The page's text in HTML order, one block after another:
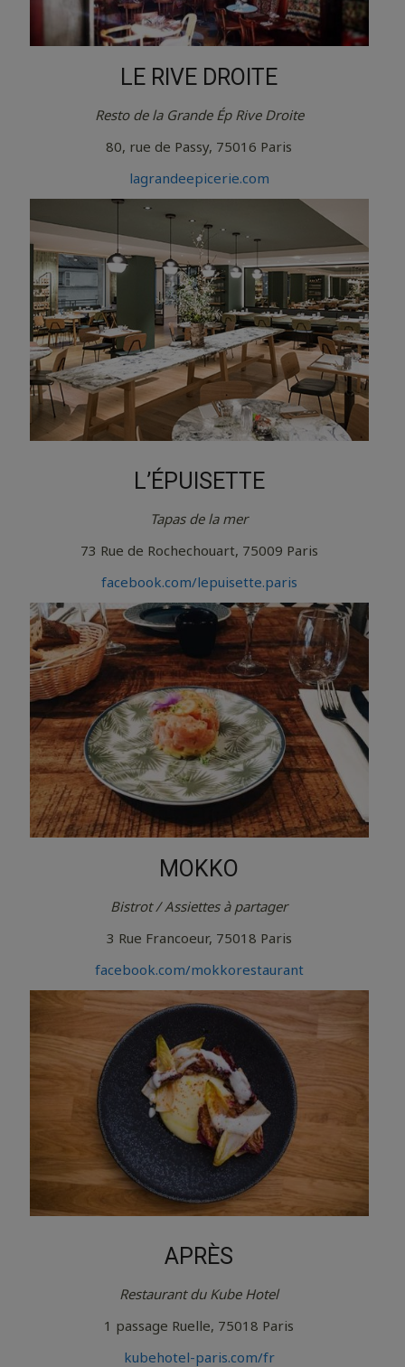
LE RIVE DROITE
Resto de la Grande Ép Rive Droite
80, rue de Passy, 75016 Paris
lagrandeepicerie.com
L’ÉPUISETTE
Tapas de la mer
73 Rue de Rochechouart, 75009 Paris
facebook.com/lepuisette.paris
MOKKO
Bistrot / Assiettes à partager
3 Rue Francoeur, 75018 Paris
facebook.com/mokkorestaurant
APRÈS
Restaurant du Kube Hotel
1 passage Ruelle, 75018 Paris
kubehotel-paris.com/fr